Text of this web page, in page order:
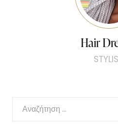
Hair